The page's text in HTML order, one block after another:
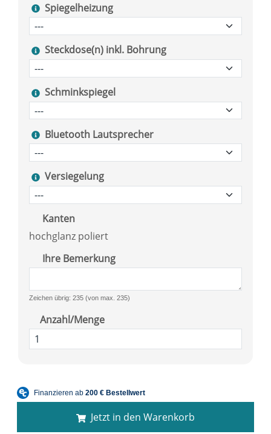
Spiegelheizung
Steckdose(n) inkl. Bohrung
Schminkspiegel
Bluetooth Lautsprecher
Versiegelung
Kanten
hochglanz poliert
Ihre Bemerkung
Zeichen übrig: 235 (von max. 235)
Anzahl/Menge
Jetzt in den Warenkorb